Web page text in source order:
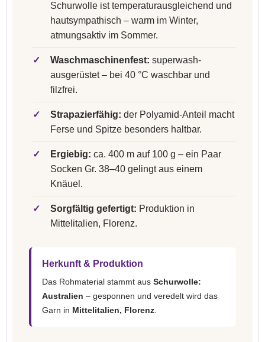
Schurwolle ist temperaturausgleichend und
hautsympathisch – warm im Winter,
atmungsaktiv im Sommer.
✓ Waschmaschinenfest: superwash-
ausgerüstet – bei 40 °C waschbar und
filzfrei.
✓ Strapazierfähig: der Polyamid-Anteil macht
Ferse und Spitze besonders haltbar.
✓ Ergiebig: ca. 400 m auf 100 g – ein Paar
Socken Gr. 38–40 gelingt aus einem
Knäuel.
✓ Sorgfältig gefertigt: Produktion in
Mittelitalien, Florenz.
Herkunft & Produktion
Das Rohmaterial stammt aus Schurwolle:
Australien – gesponnen und veredelt wird das
Garn in Mittelitalien, Florenz